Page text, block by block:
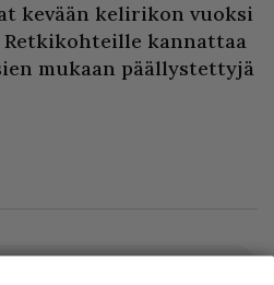
kevään kelirikon vuoksi
Retkikohteille kannattaa
mukaan päällystettyjä